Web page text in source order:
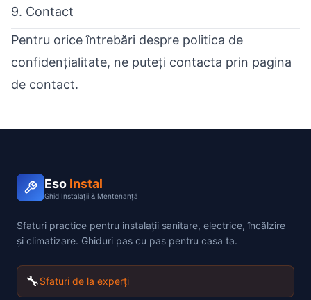
9. Contact
Pentru orice întrebări despre politica de
confidențialitate, ne puteți contacta prin pagina
de contact.
Eso Instal
Ghid Instalații & Mentenanță
Sfaturi practice pentru instalații sanitare, electrice, încălzire
și climatizare. Ghiduri pas cu pas pentru casa ta.
🔧Sfaturi de la experți